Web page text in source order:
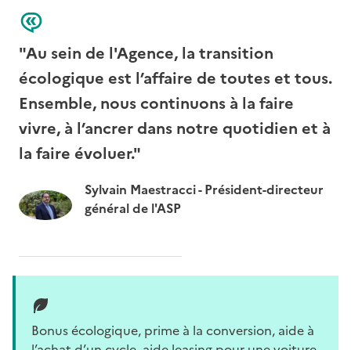
"Au sein de l'Agence, la transition
écologique est l’affaire de toutes et tous.
Ensemble, nous continuons à la faire
vivre, à l’ancrer dans notre quotidien et à
la faire évoluer."
Sylvain Maestracci - Président-directeur
général de l'ASP
Bonus écologique, prime à la conversion, aide à